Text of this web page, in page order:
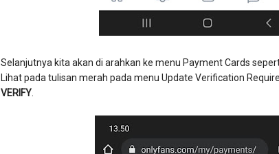
Selanjutnya kita akan di arahkan ke menu Payment Cards
Lihat pada tulisan merah pada menu Update Verification
VERIFY